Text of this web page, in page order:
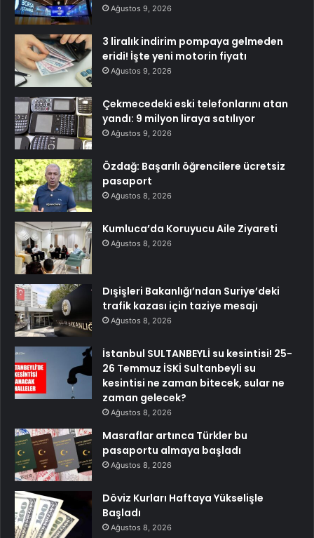
Ağustos 9, 2026
3 liralık indirim pompaya gelmeden
eridi! İşte yeni motorin fiyatı
Ağustos 9, 2026
Çekmecedeki eski telefonlarını atan
yandı: 9 milyon liraya satılıyor
Ağustos 9, 2026
Özdağ: Başarılı öğrencilere ücretsiz
pasaport
Ağustos 8, 2026
Kumluca’da Koruyucu Aile Ziyareti
Ağustos 8, 2026
Dışişleri Bakanlığı’ndan Suriye’deki
trafik kazası için taziye mesajı
Ağustos 8, 2026
İstanbul SULTANBEYLİ su kesintisi! 25-
26 Temmuz İSKİ Sultanbeyli su
kesintisi ne zaman bitecek, sular ne
zaman gelecek?
Ağustos 8, 2026
Masraflar artınca Türkler bu
pasaportu almaya başladı
Ağustos 8, 2026
Döviz Kurları Haftaya Yükselişle
Başladı
Ağustos 8, 2026